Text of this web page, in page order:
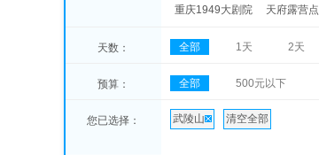
重庆1949大剧院
天府露营点
天数： 全部 1天 2天
预算： 全部 500元以下
您已选择： 武陵山 清空全部